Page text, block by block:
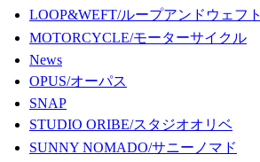
LOOP&WEFT/ループアンドウェフト
MOTORCYCLE/モーターサイクル
News
OPUS/オーパス
SNAP
STUDIO ORIBE/スタジオオリベ
SUNNY NOMADO/サニーノマド